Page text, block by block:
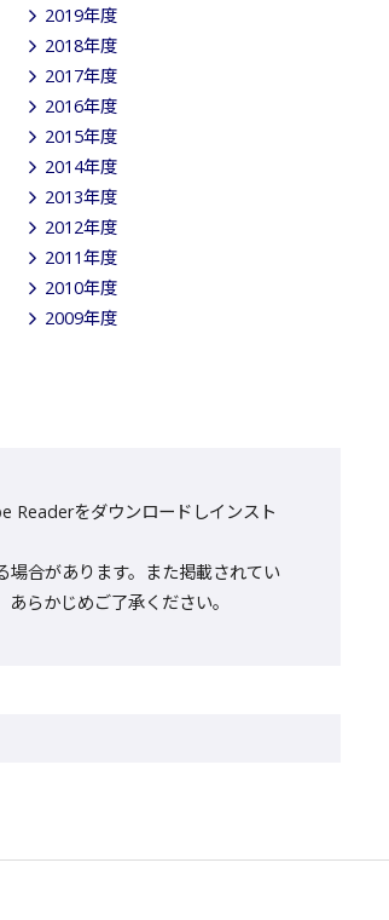
2019年度
2018年度
2017年度
2016年度
2015年度
2014年度
2013年度
2012年度
2011年度
2010年度
2009年度
Readerをダウンロードしインスト
合があります。また掲載されてい
らかじめご了承ください。